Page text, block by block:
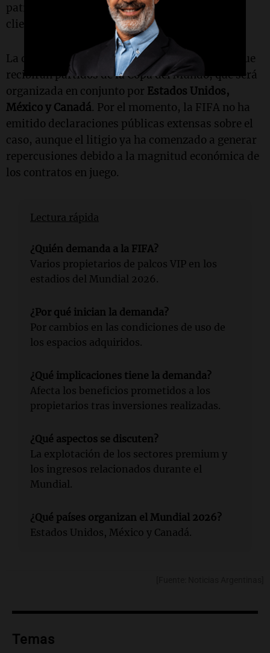
patrocinio y las experiencias exclusivas para
clientes corporativos.
La disputa judicial abarca varias de las sedes que
recibirán partidos de la Copa del Mundo, que será
organizada en conjunto por Estados Unidos,
México y Canadá. Por el momento, la FIFA no ha
emitido declaraciones públicas extensas sobre el
caso, aunque el litigio ya ha comenzado a generar
repercusiones debido a la magnitud económica de
los contratos en juego.
Lectura rápida
¿Quién demanda a la FIFA?
Varios propietarios de palcos VIP en los
estadios del Mundial 2026.
¿Por qué inician la demanda?
Por cambios en las condiciones de uso de
los espacios adquiridos.
¿Qué implicaciones tiene la demanda?
Afecta los beneficios prometidos a los
propietarios tras inversiones realizadas.
¿Qué aspectos se discuten?
La explotación de los sectores premium y
los ingresos relacionados durante el
Mundial.
¿Qué países organizan el Mundial 2026?
Estados Unidos, México y Canadá.
Temas